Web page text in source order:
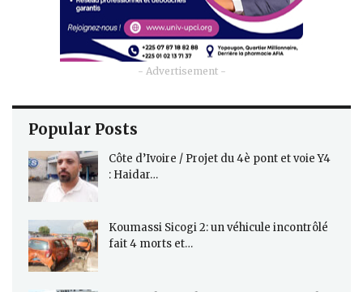
- Advertisement -
Popular Posts
Côte d’Ivoire / Projet du 4è pont et voie Y4
: Haidar…
Koumassi Sicogi 2: un véhicule incontrôlé
fait 4 morts et…